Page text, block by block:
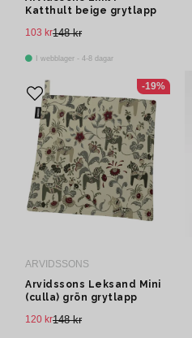
Katthult beige grytlapp
148 kr
103 kr
I webblager - 4-8 dagar
ARVIDSSONS
Arvidssons Leksand Mini
(culla) grön grytlapp
148 kr
120 kr
-19%